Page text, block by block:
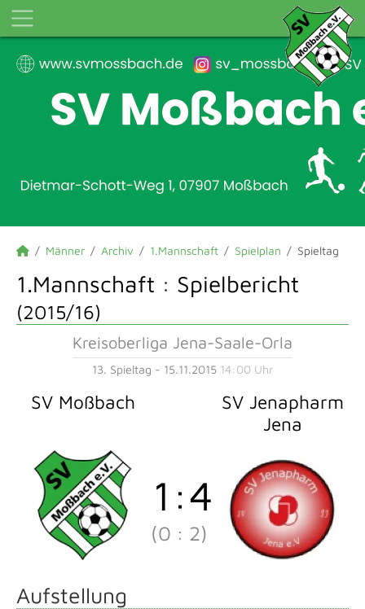
Männer Archiv 1.Mannschaft Spielplan Spieltag
1.Mannschaft : Spielbericht
(2015/16)
Kreisoberliga Jena-Saale-Orla
13. Spieltag - 15.11.2015 14:00 Uhr
SV Moßbach
SV Jenapharm
Jena
1 :4
(0 : 2)
Aufstellung